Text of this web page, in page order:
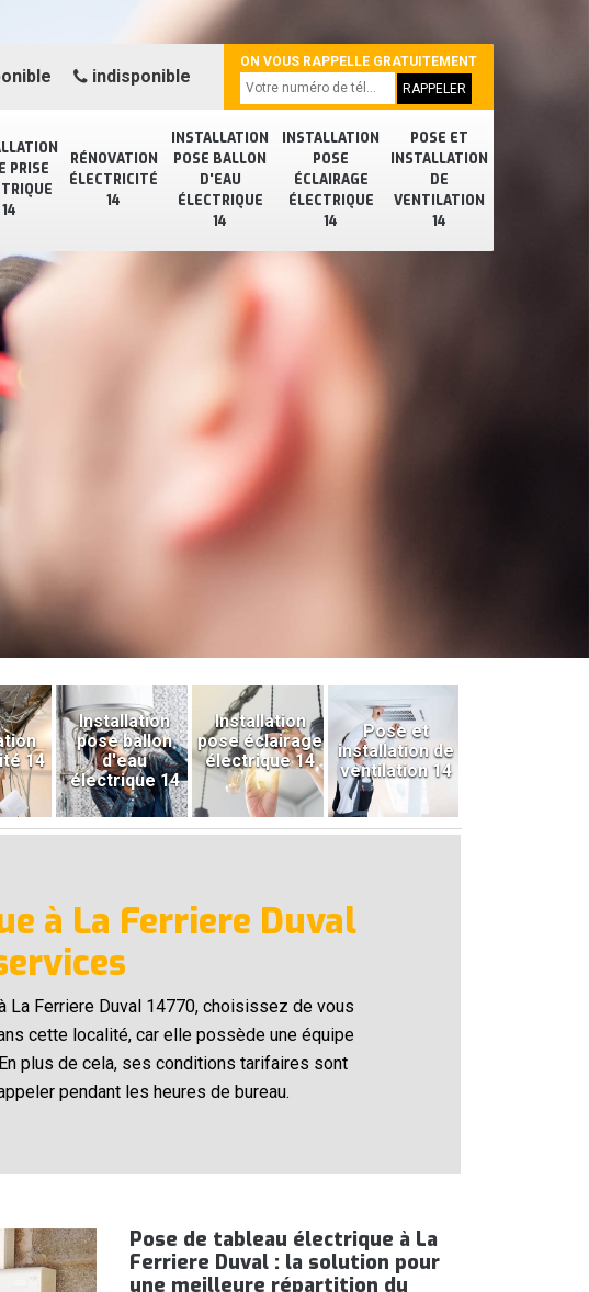
PRISE
14
RÉNOVATION
ÉLECTRICITÉ
14
INSTALLATION
POSE BALLON
D'EAU
ÉLECTRIQUE
14
INSTALLATION
POSE
ÉCLAIRAGE
ÉLECTRIQUE
14
POSE ET
INSTALLATION
DE
VENTILATION
14
indisponible
ON VOUS RAPPELLE GRATUITEMENT
14
Installation
pose ballon
d'eau
électrique 14
Installation
pose éclairage
électrique 14
Pose et
installation de
ventilation 14
à La Ferriere Duval
La Ferriere Duval 14770, choisissez de vous
cette localité, car elle possède une équipe
plus de cela, ses conditions tarifaires sont
pendant les heures de bureau.
Pose de tableau électrique à La
Ferriere Duval : la solution pour
une meilleure répartition du